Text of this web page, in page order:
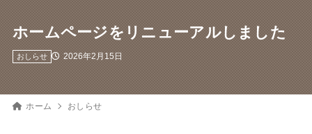
ホームページをリニューアルしました
2026年2月15日
おしらせ
ホーム おしらせ